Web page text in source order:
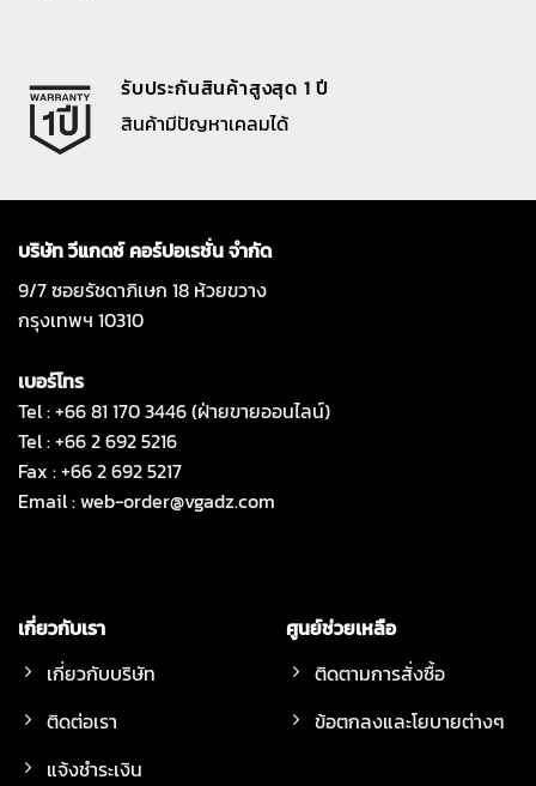
รับประกันสินค้าสูงสุด 1 ปี
สินค้ามีปัญหาเคลมได้
บริษัท วีแกดซ์ คอร์ปอเรชั่น จำกัด
9/7 ซอยรัชดาภิเษก 18 ห้วยขวาง
กรุงเทพฯ 10310
เบอร์โทร
Tel : +66 81 170 3446 (ฝ่ายขายออนไลน์)
Tel : +66 2 692 5216
Fax : +66 2 692 5217
Email :web-order@vgadz.com
เกี่ยวกับเรา
เกี่ยวกับบริษัท
ติดต่อเรา
แจ้งชำระเงิน
ศูนย์ช่วยเหลือ
ติดตามการสั่งซื้อ
ข้อตกลงและโยบายต่างๆ